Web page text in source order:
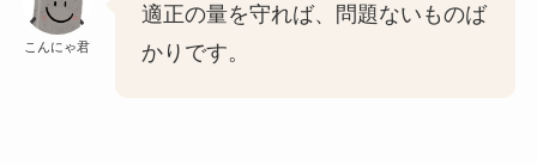
こんにゃ君
適正の量を守れば、問題ないものば
かりです。